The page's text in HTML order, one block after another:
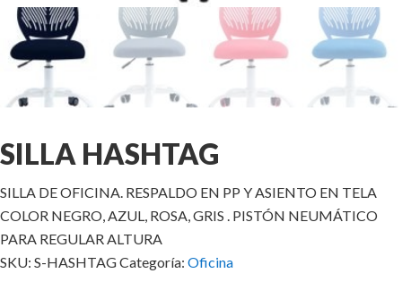
SILLA HASHTAG
SILLA DE OFICINA. RESPALDO EN PP Y ASIENTO EN TELA
COLOR NEGRO, AZUL, ROSA, GRIS . PISTÓN NEUMÁTICO
PARA REGULAR ALTURA
SKU: S-HASHTAGCategoría: Oficina